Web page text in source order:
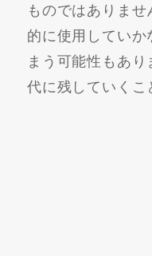
ものではありま
的に使用していか
まう可能性もあ
代に残していくこ